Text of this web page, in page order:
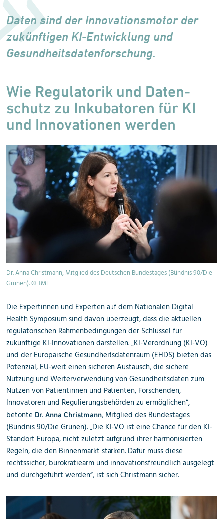
Daten sind der Innovationsmotor der
zukünftigen KI-Entwicklung und
Gesundheitsdatenforschung.
Wie Regulatorik und Daten­
schutz zu Inku­batoren für KI
und Inno­va­tio­nen werden
Dr. Anna Christmann, Mitglied des Deutschen Bundestages (Bündnis 90/Die
Grünen). © TMF
Die Expertinnen und Experten auf dem Nationalen Digital
Health Symposium sind davon überzeugt, dass die aktuellen
regulatorischen Rahmenbedingungen der Schlüssel für
zukünftige KI-Innovationen darstellen. „KI-Verordnung (KI-VO)
und der Europäische Gesundheitsdatenraum (EHDS) bieten das
Potenzial, EU-weit einen sicheren Austausch, die sichere
Nutzung und Weiterverwendung von Gesundheitsdaten zum
Nutzen von Patientinnen und Patienten, Forschenden,
Innovatoren und Regulierungsbehörden zu ermöglichen“,
betonte Dr. Anna Christmann, Mitglied des Bundestages
(Bündnis 90/Die Grünen). „Die KI-VO ist eine Chance für den KI-
Standort Europa, nicht zuletzt aufgrund ihrer harmonisierten
Regeln, die den Binnenmarkt stärken. Dafür muss diese
rechtssicher, bürokratiearm und innovationsfreundlich ausgelegt
und durchgeführt werden“, ist sich Christmann sicher.